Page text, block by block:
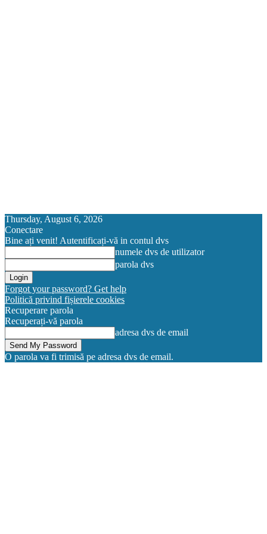
Thursday, August 6, 2026
Conectare
Bine ați venit! Autentificați-vă in contul dvs
numele dvs de utilizator
parola dvs
Forgot your password? Get help
Politică privind fișierele cookies
Recuperare parola
Recuperați-vă parola
adresa dvs de email
O parola va fi trimisă pe adresa dvs de email.